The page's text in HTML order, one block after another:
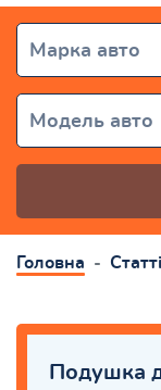
Марка авто
Модель авто
Головна Статті
Подушка